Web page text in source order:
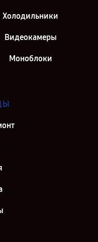
Холодильники
Видеокамеры
Моноблоки